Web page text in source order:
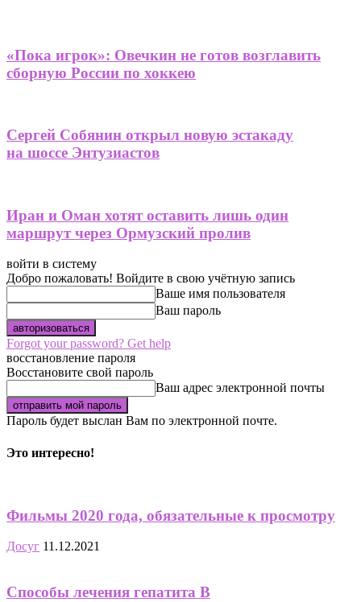
«Пока игрок»: Овечкин не готов возглавить
сборную России по хоккею
Сергей Собянин открыл новую эстакаду
на шоссе Энтузиастов
Иран и Оман хотят оставить лишь один
маршрут через Ормузский пролив
войти в систему
Добро пожаловать! Войдите в свою учётную запись
Ваше имя пользователя
Ваш пароль
Forgot your password? Get help
восстановление пароля
Восстановите свой пароль
Ваш адрес электронной почты
Пароль будет выслан Вам по электронной почте.
Это интересно!
Фильмы 2020 года, обязательные к просмотру
Досуг 11.12.2021
Способы лечения гепатита B